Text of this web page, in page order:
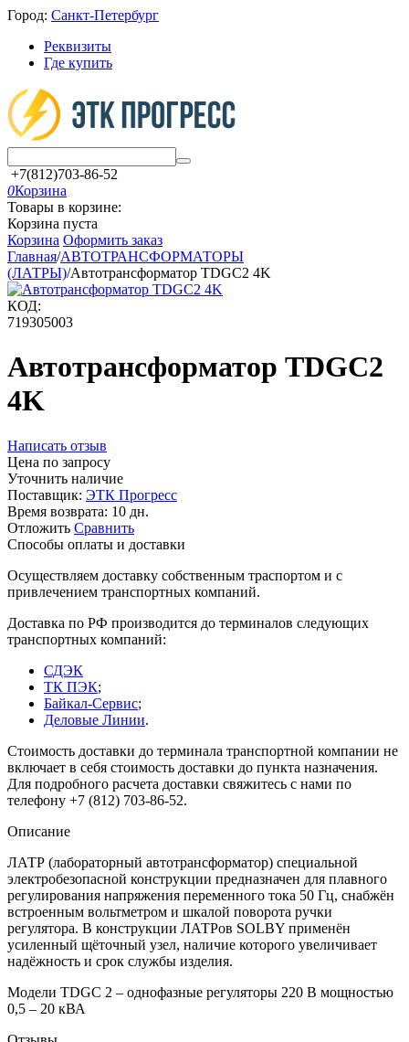
Город: Санкт-Петербург
Реквизиты
Где купить
+7(812)703-86-52
0Корзина
Товары в корзине:
Корзина пуста
Корзина Оформить заказ
Главная/АВТОТРАНСФОРМАТОРЫ
(ЛАТРЫ)/Автотрансформатор TDGC2 4K
КОД:
719305003
Автотрансформатор TDGC2
4K
Написать отзыв
Цена по запросу
Уточнить наличие
Поставщик: ЭТК Прогресс
Время возврата: 10 дн.
Отложить Сравнить
Способы оплаты и доставки
Осуществляем доставку собственным траспортом и с
привлечением транспортных компаний.
Доставка по РФ производится до терминалов следующих
транспортных компаний:
СДЭК
ТК ПЭК;
Байкал-Сервис;
Деловые Линии.
Стоимость доставки до терминала транспортной компании не
включает в себя стоимость доставки до пункта назначения.
Для подробного расчета доставки свяжитесь с нами по
телефону +7 (812) 703-86-52.
Описание
ЛАТР (лабораторный автотрансформатор) специальной
электробезопасной конструкции предназначен для плавного
регулирования напряжения переменного тока 50 Гц, снабжён
встроенным вольтметром и шкалой поворота ручки
регулятора. В конструкции ЛАТРов SOLBY применён
усиленный щёточный узел, наличие которого увеличивает
надёжность и срок службы изделия.
Модели TDGC 2 – однофазные регуляторы 220 В мощностью
0,5 – 20 кВА